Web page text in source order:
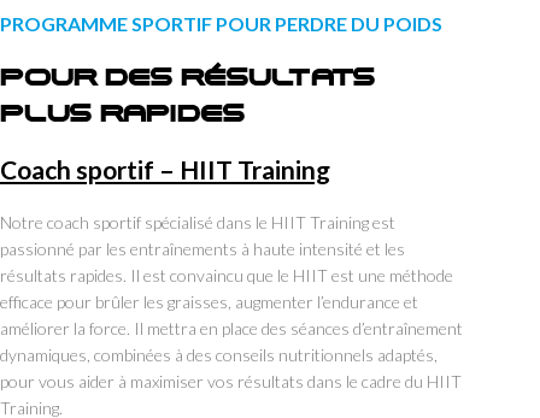
PROGRAMME SPORTIF POUR PERDRE DU POIDS
POUR DES RÉSULTATS
PLUS RAPIDES
Coach sportif – HIIT Training
Notre coach sportif spécialisé dans le HIIT Training est
passionné par les entraînements à haute intensité et les
résultats rapides. Il est convaincu que le HIIT est une méthode
efficace pour brûler les graisses, augmenter l’endurance et
améliorer la force. Il mettra en place des séances d’entraînement
dynamiques, combinées à des conseils nutritionnels adaptés,
pour vous aider à maximiser vos résultats dans le cadre du HIIT
Training.